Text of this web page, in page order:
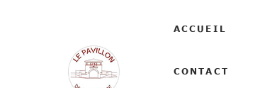
ACCUEIL
CONTACT